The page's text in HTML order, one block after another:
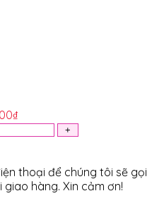
₫
thoại để chúng tôi sẽ gọi
hàng. Xin cảm ơn!